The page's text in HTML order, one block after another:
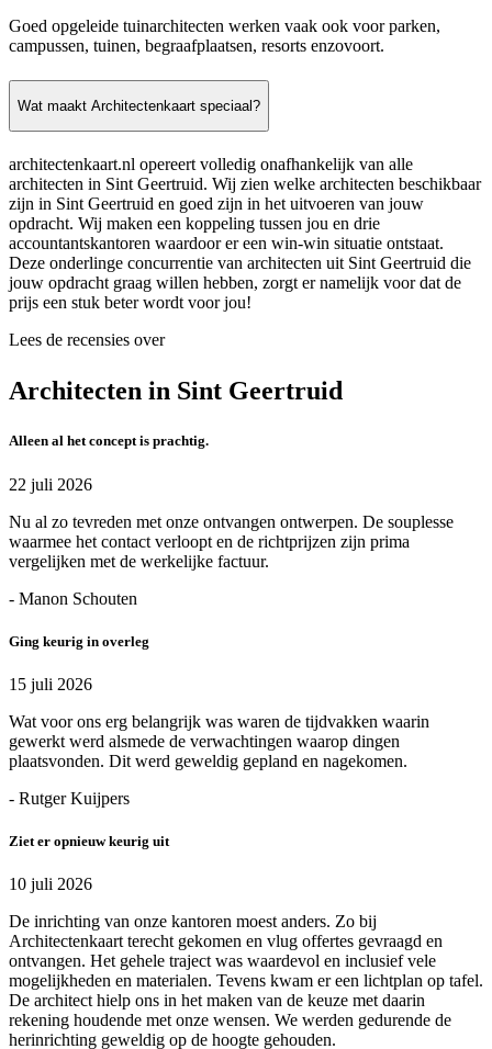
Goed opgeleide tuinarchitecten werken vaak ook voor parken,
campussen, tuinen, begraafplaatsen, resorts enzovoort.
Wat maakt Architectenkaart speciaal?
architectenkaart.nl opereert volledig onafhankelijk van alle
architecten in Sint Geertruid. Wij zien welke architecten beschikbaar
zijn in Sint Geertruid en goed zijn in het uitvoeren van jouw
opdracht. Wij maken een koppeling tussen jou en drie
accountantskantoren waardoor er een win-win situatie ontstaat.
Deze onderlinge concurrentie van architecten uit Sint Geertruid die
jouw opdracht graag willen hebben, zorgt er namelijk voor dat de
prijs een stuk beter wordt voor jou!
Lees de recensies over
Architecten in Sint Geertruid
Alleen al het concept is prachtig.
22 juli 2026
Nu al zo tevreden met onze ontvangen ontwerpen. De souplesse
waarmee het contact verloopt en de richtprijzen zijn prima
vergelijken met de werkelijke factuur.
- Manon Schouten
Ging keurig in overleg
15 juli 2026
Wat voor ons erg belangrijk was waren de tijdvakken waarin
gewerkt werd alsmede de verwachtingen waarop dingen
plaatsvonden. Dit werd geweldig gepland en nagekomen.
- Rutger Kuijpers
Ziet er opnieuw keurig uit
10 juli 2026
De inrichting van onze kantoren moest anders. Zo bij
Architectenkaart terecht gekomen en vlug offertes gevraagd en
ontvangen. Het gehele traject was waardevol en inclusief vele
mogelijkheden en materialen. Tevens kwam er een lichtplan op tafel.
De architect hielp ons in het maken van de keuze met daarin
rekening houdende met onze wensen. We werden gedurende de
herinrichting geweldig op de hoogte gehouden.